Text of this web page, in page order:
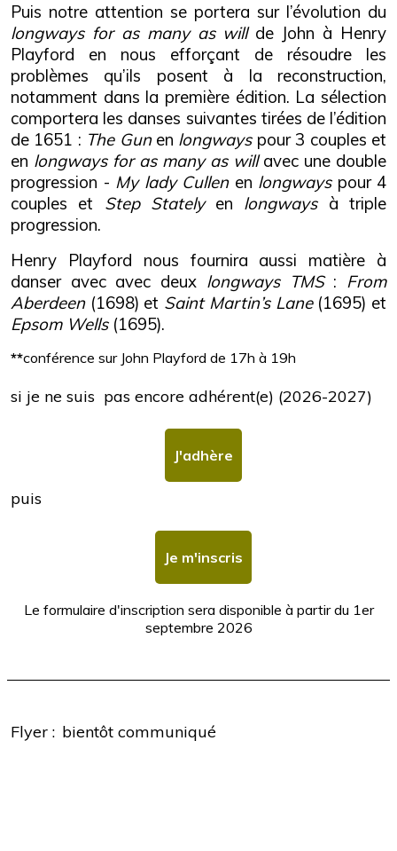
Puis notre attention se portera sur l’évolution du
longways for as many as willde John à Henry
Playford en nous efforçant de résoudre les
problèmes qu’ils posent à la reconstruction,
notamment dans la première édition. La sélection
comportera les danses suivantes tirées de l’édition
de 1651 : The Gunen longwayspour 3 couples et
en longways for as many as willavec une double
progression - My lady Cullenen longwayspour 4
couples et Step Statelyen longwaysà triple
progression.
Henry Playford nous fournira aussi matière à
danser avec avec deux longways TMS: From
Aberdeen(1698) et Saint Martin’s Lane(1695) et
Epsom Wells (1695).
**conférence sur John Playford de 17h à 19h
si je ne suis pas encore adhérent(e) (2026-2027)
J'adhère
puis
Je m'inscris
Le formulaire d'inscription sera disponible à partir du 1er
septembre 2026
Flyer : bientôt communiqué